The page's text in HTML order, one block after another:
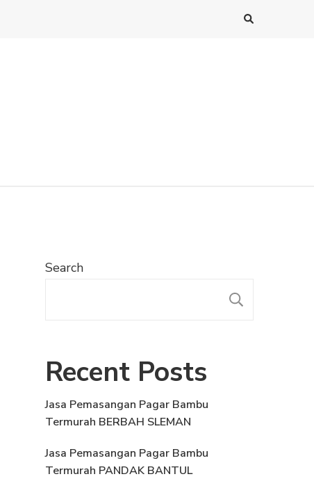
Search
Recent Posts
Jasa Pemasangan Pagar Bambu
Termurah BERBAH SLEMAN
Jasa Pemasangan Pagar Bambu
Termurah PANDAK BANTUL